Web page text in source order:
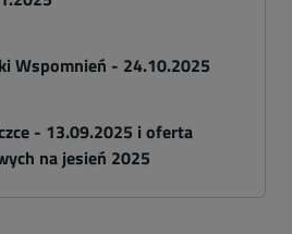
Wspomnień - 24.10.2025
- 13.09.2025 i oferta
na jesień 2025